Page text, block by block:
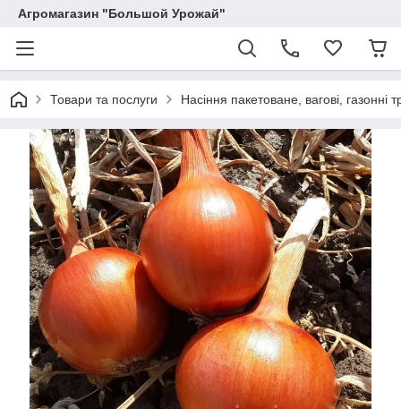
Агромагазин "Большой Урожай"
Товари та послуги Насіння пакетоване, вагові, газонні